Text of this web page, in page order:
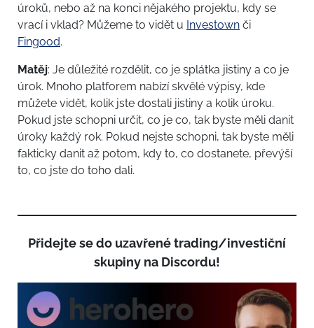
úroků, nebo až na konci nějakého projektu, kdy se
vrací i vklad? Můžeme to vidět u Investown či
Fingood.
Matěj: Je důležité rozdělit, co je splátka jistiny a co je
úrok. Mnoho platforem nabízí skvělé výpisy, kde
můžete vidět, kolik jste dostali jistiny a kolik úroku.
Pokud jste schopni určit, co je co, tak byste měli danit
úroky každý rok. Pokud nejste schopni, tak byste měli
fakticky danit až potom, kdy to, co dostanete, převýší
to, co jste do toho dali.
Přidejte se do uzavřené trading/investiční
skupiny na Discordu!